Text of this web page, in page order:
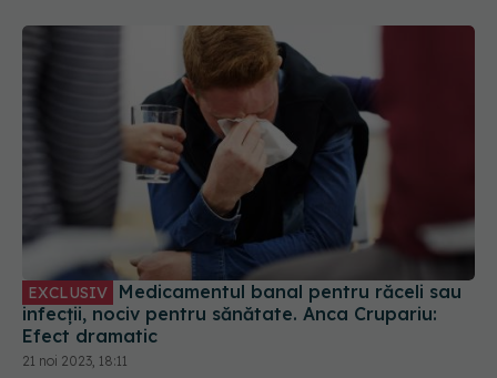
EXCLUSIV
infecții, nociv pentru sănătate. Anca Crupariu:
Efect dramatic
21 noi 2023, 18:11